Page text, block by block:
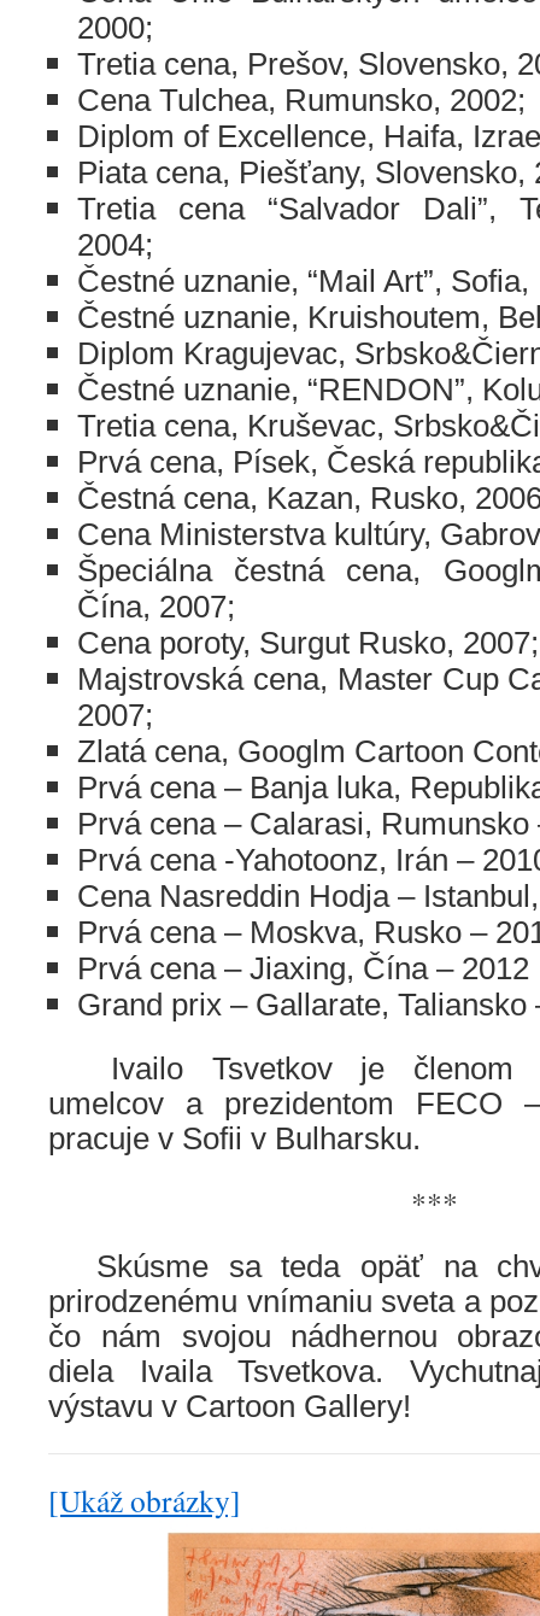
2000;
Tretia cena, Prešov, Slovensko,
Cena Tulchea, Rumunsko, 2002;
Diplom of Excellence, Haifa,
Piata cena, Piešťany, Slovensko,
Tretia cena “Salvador Dali”,
2004;
Čestné uznanie, “Mail Art”,
Čestné uznanie, Kruishoutem,
Diplom Kragujevac,
Čestné uznanie, “RENDON”,
Tretia cena, Kruševac,
Prvá cena, Písek, Česká
Čestná cena, Kazan, Rusko,
Cena Ministerstva kultúry,
Špeciálna čestná cena,
Čína, 2007;
Cena poroty, Surgut Rusko, 2007;
Majstrovská cena, Master Cup
2007;
Zlatá cena, Googlm Cartoon
Prvá cena – Banja luka,
Prvá cena – Calarasi, Rumunsko
Prvá cena -Yahotoonz, Irán –
Cena Nasreddin Hodja –
Prvá cena – Moskva, Rusko –
Prvá cena – Jiaxing, Čína – 2012
Grand prix – Gallarate, Taliansko
Ivailo Tsvetkov je členom
umelcov a prezidentom FECO
pracuje v Sofii v Bulharsku.
***
Skúsme sa teda opäť na
prirodzenému vnímaniu sveta a
čo nám svojou nádhernou
diela Ivaila Tsvetkova.
výstavu v Cartoon Gallery!
[Ukáž obrázky]